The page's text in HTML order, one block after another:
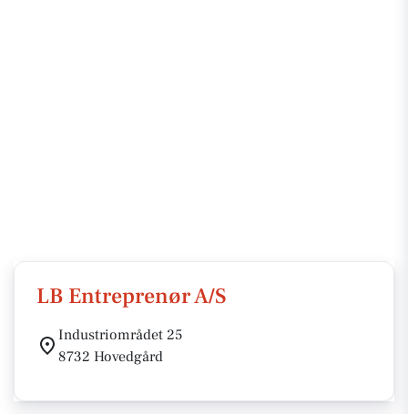
LB Entreprenør A/S
Industriområdet 25
8732 Hovedgård